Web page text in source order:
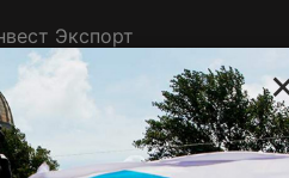
Экспорт
электронного и
лома в Санкт-